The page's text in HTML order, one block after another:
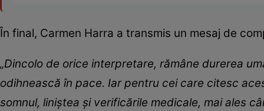
În final, Carmen Harra a transmis un mesaj de
„Dincolo de orice interpretare, rămâne durerea
odihnească în pace. Iar pentru cei care citesc
somnul, liniștea și verificările medicale, mai ales